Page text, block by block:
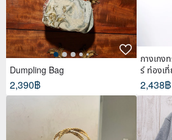
Dumpling Bag
2,390฿
กางเกง
ร์ ท่องเ
ท์
2,438฿